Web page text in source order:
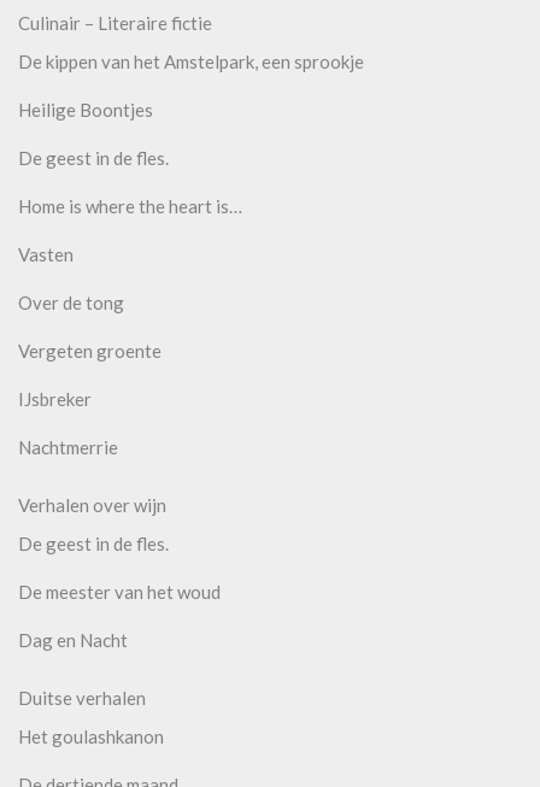
Culinair – Literaire fictie
De kippen van het Amstelpark, een sprookje
Heilige Boontjes
De geest in de fles.
Home is where the heart is…
Vasten
Over de tong
Vergeten groente
IJsbreker
Nachtmerrie
Verhalen over wijn
De geest in de fles.
De meester van het woud
Dag en Nacht
Duitse verhalen
Het goulashkanon